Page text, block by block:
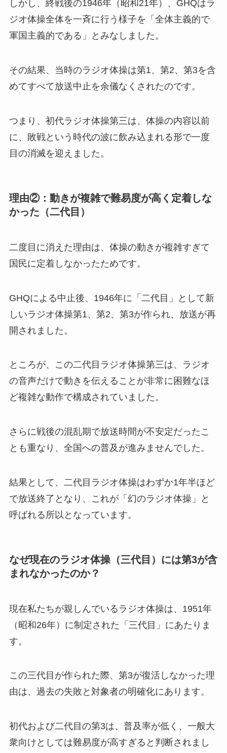
しかし、終戦後の1946年（昭和21年）、GHQはラ
ジオ体操全体を一斉に行う様子を「全体主義的で
軍国主義的である」とみなしました。
その結果、当時のラジオ体操は第1、第2、第3を含
めてすべて放送中止を余儀なくされたのです。
つまり、初代ラジオ体操第三は、体操の内容以前
に、敗戦という時代の波に飲み込まれる形で一度
目の消滅を迎えました。
理由②：動きが複雑で難易度が高く定着しな
かった（二代目）
二度目に消えた理由は、体操の動きが複雑すぎて
国民に定着しなかったためです。
GHQによる中止後、1946年に「二代目」として新
しいラジオ体操第1、第2、第3が作られ、放送が再
開されました。
ところが、この二代目ラジオ体操第三は、ラジオ
の音声だけで動きを伝えることが非常に困難なほ
ど複雑な動作で構成されていました。
さらに戦後の混乱期で放送時間が不安定だったこ
とも重なり、全国への普及が進みませんでした。
結果として、二代目ラジオ体操はわずか1年半ほど
で放送終了となり、これが「幻のラジオ体操」と
呼ばれる所以となっています。
なぜ現在のラジオ体操（三代目）には第3が含
まれなかったのか？
現在私たちが親しんでいるラジオ体操は、1951年
（昭和26年）に制定された「三代目」にあたりま
す。
この三代目が作られた際、第3が復活しなかった理
由は、過去の失敗と対象者の明確化にあります。
初代および二代目の第3は、普及率が低く、一般大
衆向けとしては難易度が高すぎると判断されまし